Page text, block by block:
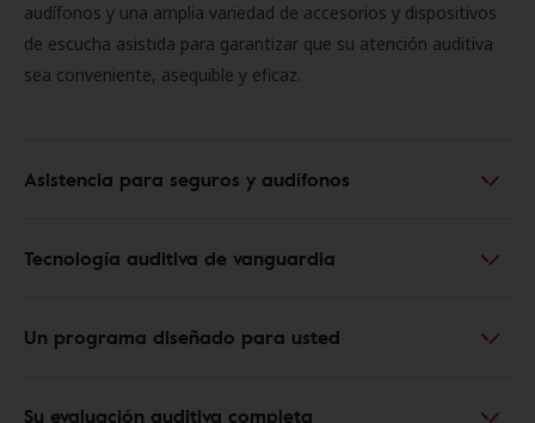
audífonos y una amplia variedad de accesorios y dispositivos
de escucha asistida para garantizar que su atención auditiva
sea conveniente, asequible y eficaz.
Asistencia para seguros y audífonos
Tecnología auditiva de vanguardia
Un programa diseñado para usted
Su evaluación auditiva completa